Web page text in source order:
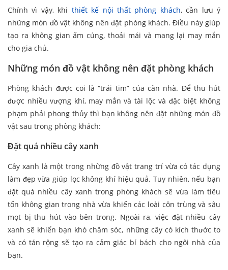
Chính vì vậy, khi thiết kế nội thất phòng khách, cần lưu ý
những món đồ vật không nên đặt phòng khách. Điều này giúp
tạo ra không gian ấm cúng, thoải mái và mang lại may mắn
cho gia chủ.
Những món đồ vật không nên đặt phòng khách
Phòng khách được coi là “trái tim” của căn nhà. Để thu hút
được nhiều vượng khí, may mắn và tài lộc và đặc biệt không
phạm phải phong thủy thì bạn không nên đặt những món đồ
vật sau trong phòng khách:
Đặt quá nhiều cây xanh
Cây xanh là một trong những đồ vật trang trí vừa có tác dụng
làm đẹp vừa giúp lọc không khí hiệu quả. Tuy nhiên, nếu bạn
đặt quá nhiều cây xanh trong phòng khách sẽ vừa làm tiêu
tốn không gian trong nhà vừa khiến các loài côn trùng và sâu
mọt bị thu hút vào bên trong. Ngoài ra, việc đặt nhiều cây
xanh sẽ khiến bạn khó chăm sóc, những cây có kích thước to
và có tán rộng sẽ tạo ra cảm giác bí bách cho ngôi nhà của
bạn.